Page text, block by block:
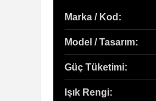
Marka / Kod:
Model / Tasarım:
Güç Tüketimi:
Işık Rengi: